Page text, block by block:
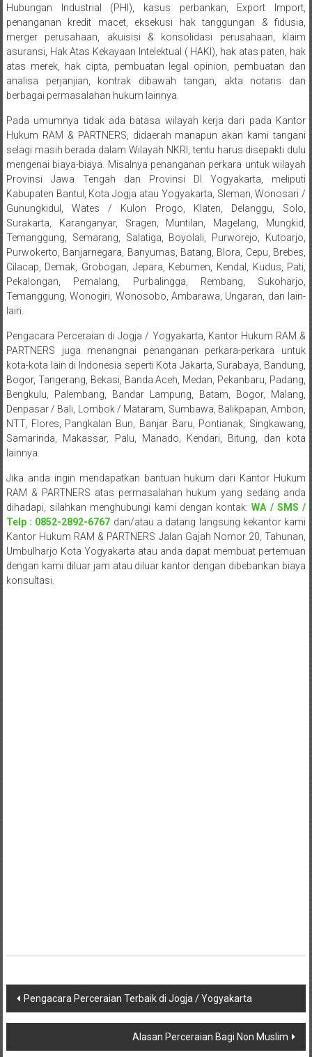
Denpasar,
Salatiga,
Ungaran,
Pontianak,
Bandung,
Kendari,
Riau,
Pekanbaru,
Bengkulu,
Mukomuko,
Gunung
Kidul,
Kulon
Progo,
Balikpapan,
Jakarta
Pusat,
Tanggerang,
Purworejo,
Purwokerto,
Kebumen,
Tasikmalaya,
Kediri,
Madiun,
Ponorogo,
Hubungan Industrial (PHI), kasus perbankan, Export Import,
penanganan kredit macet, eksekusi hak tanggungan & fidusia,
merger perusahaan, akuisisi & konsolidasi perusahaan, klaim
asuransi, Hak Atas Kekayaan Intelektual ( HAKI), hak atas paten, hak
atas merek, hak cipta, pembuatan legal opinion, pembuatan dan
analisa perjanjian, kontrak dibawah tangan, akta notaris dan
berbagai permasalahan hukum lainnya.
Pada umumnya tidak ada batasa wilayah kerja dari pada Kantor
Hukum RAM & PARTNERS, didaerah manapun akan kami tangani
selagi masih berada dalam Wilayah NKRI, tentu harus disepakti dulu
mengenai biaya-biaya. Misalnya penanganan perkara untuk wilayah
Provinsi Jawa Tengah dan Provinsi DI Yogyakarta, meliputi
Kabupaten Bantul, Kota Jogja atau Yogyakarta, Sleman, Wonosari /
Gunungkidul, Wates / Kulon Progo, Klaten, Delanggu, Solo,
Surakarta, Karanganyar, Sragen, Muntilan, Magelang, Mungkid,
Temanggung, Semarang, Salatiga, Boyolali, Purworejo, Kutoarjo,
Purwokerto, Banjarnegara, Banyumas, Batang, Blora, Cepu, Brebes,
Cilacap, Demak, Grobogan, Jepara, Kebumen, Kendal, Kudus, Pati,
Pekalongan, Pemalang, Purbalingga, Rembang, Sukoharjo,
Temanggung, Wonogiri, Wonosobo, Ambarawa, Ungaran, dan lain-
lain.
Pengacara Perceraian di Jogja / Yogyakarta, Kantor Hukum RAM &
PARTNERS juga menangnai penanganan perkara-perkara untuk
kota-kota lain di Indonesia seperti Kota Jakarta, Surabaya, Bandung,
Bogor, Tangerang, Bekasi, Banda Aceh, Medan, Pekanbaru, Padang,
Bengkulu, Palembang, Bandar Lampung, Batam, Bogor, Malang,
Denpasar / Bali, Lombok / Mataram, Sumbawa, Balikpapan, Ambon,
NTT, Flores, Pangkalan Bun, Banjar Baru, Pontianak, Singkawang,
Samarinda, Makassar, Palu, Manado, Kendari, Bitung, dan kota
lainnya.
Jika anda ingin mendapatkan bantuan hukum dari Kantor Hukum
RAM & PARTNERS atas permasalahan hukum yang sedang anda
dihadapi, silahkan menghubungi kami dengan kontak:WA / SMS /
Telp : 0852-2892-6767 dan/atau a datang langsung kekantor kami
Kantor Hukum RAM & PARTNERS Jalan Gajah Nomor 20, Tahunan,
Umbulharjo Kota Yogyakarta atau anda dapat membuat pertemuan
dengan kami diluar jam atau diluar kantor dengan dibebankan biaya
konsultasi.
Navigasi
pos
Pengacara Perceraian Terbaik di Jogja / Yogyakarta
Alasan Perceraian Bagi Non Muslim